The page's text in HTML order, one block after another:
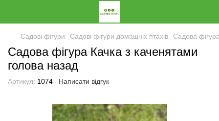
Садові фігури Садові фігури домашніх птахів Садова
Садова фігура Качка з каченятами
голова назад
Артикул: 1074 Написати відгук